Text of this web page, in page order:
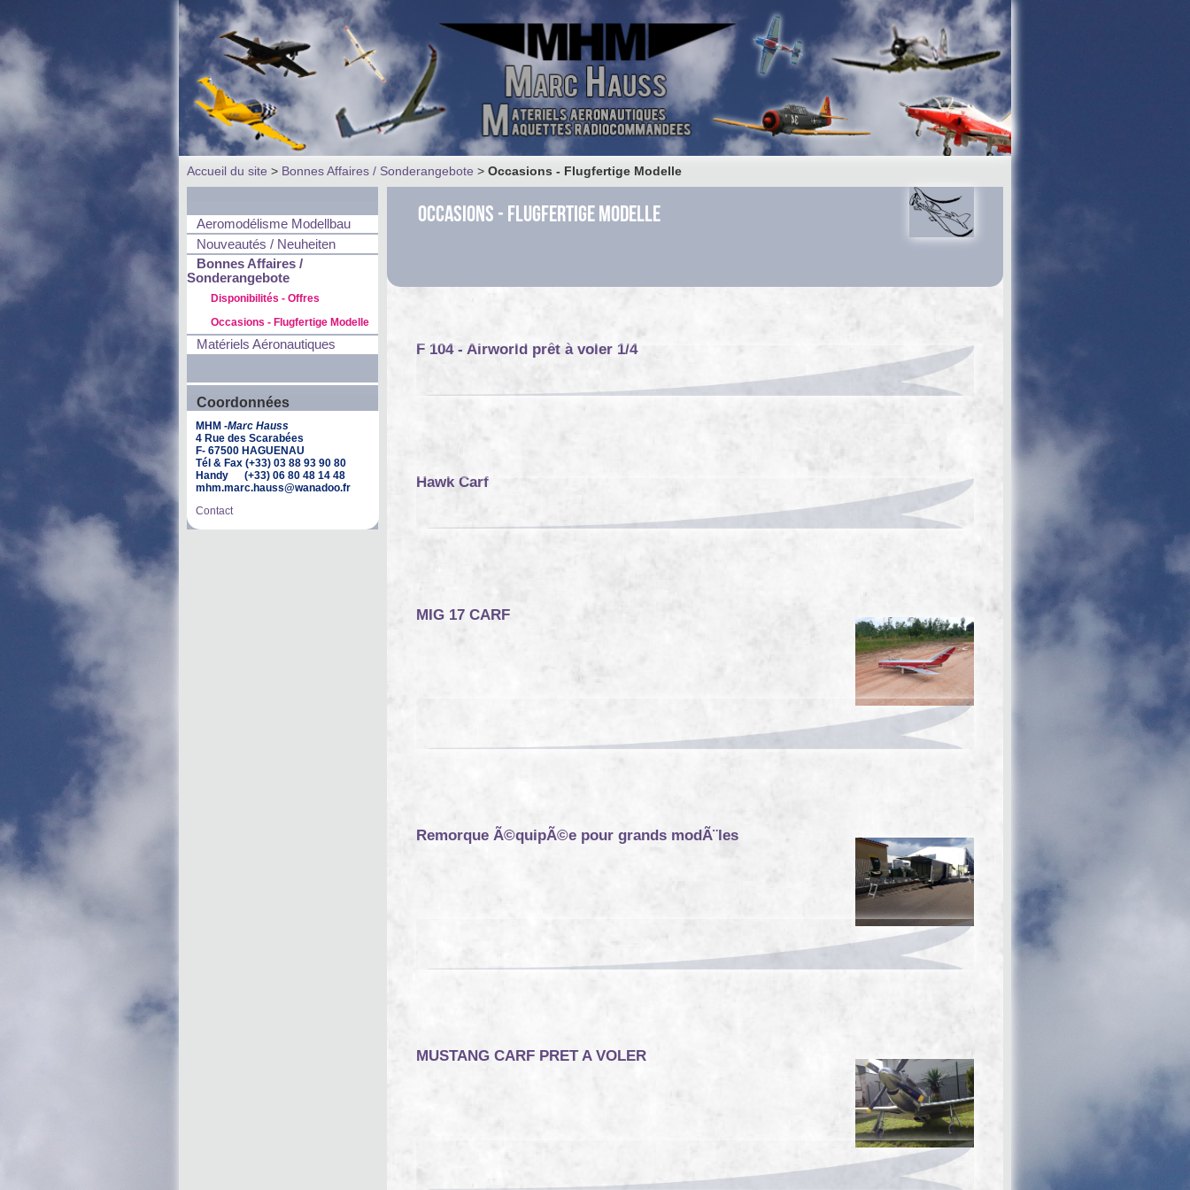
Accueil du site > Bonnes Affaires / Sonderangebote > Occasions - Flugfertige Modelle
Aeromodélisme Modellbau
Nouveautés / Neuheiten
Bonnes Affaires /
Sonderangebote
Disponibilités - Offres
Occasions - Flugfertige Modelle
Matériels Aéronautiques
Coordonnées
MHM -Marc Hauss
4 Rue des Scarabées
F- 67500 HAGUENAU
Tél & Fax (+33) 03 88 93 90 80
Handy (+33) 06 80 48 14 48
mhm.marc.hauss@wanadoo.fr
Contact
Occasions - Flugfertige Modelle
F 104 - Airworld prêt à voler 1/4
Hawk Carf
MIG 17 CARF
Remorque Ã©quipÃ©e pour grands modÃ¨les
MUSTANG CARF PRET A VOLER